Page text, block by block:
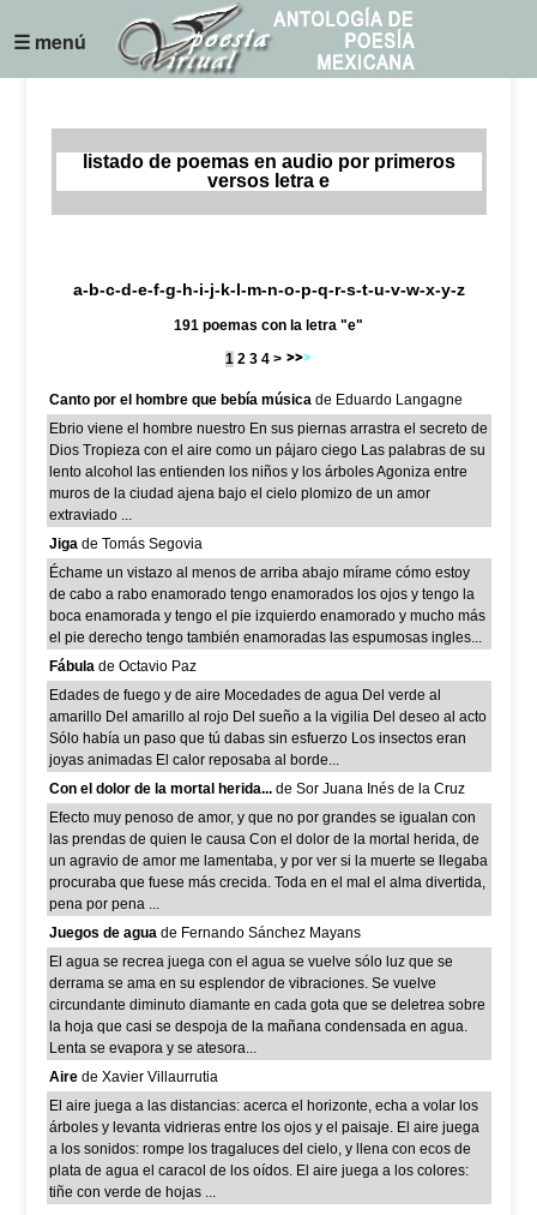
☰ menú
listado de poemas en audio por primeros
versos letra e
a-b-c-d-e-f-g-h-i-j-k-l-m-n-o-p-q-r-s-t-u-v-w-x-y-z
191 poemas con la letra "e"
1 2 3 4 >
Canto por el hombre que bebía música de Eduardo Langagne
Ebrio viene el hombre nuestro En sus piernas arrastra el secreto de
Dios Tropieza con el aire como un pájaro ciego Las palabras de su
lento alcohol las entienden los niños y los árboles Agoniza entre
muros de la ciudad ajena bajo el cielo plomizo de un amor
extraviado ...
Jiga de Tomás Segovia
Échame un vistazo al menos de arriba abajo mírame cómo estoy
de cabo a rabo enamorado tengo enamorados los ojos y tengo la
boca enamorada y tengo el pie izquierdo enamorado y mucho más
el pie derecho tengo también enamoradas las espumosas ingles...
Fábula de Octavio Paz
Edades de fuego y de aire Mocedades de agua Del verde al
amarillo Del amarillo al rojo Del sueño a la vigilia Del deseo al acto
Sólo había un paso que tú dabas sin esfuerzo Los insectos eran
joyas animadas El calor reposaba al borde...
Con el dolor de la mortal herida... de Sor Juana Inés de la Cruz
Efecto muy penoso de amor, y que no por grandes se igualan con
las prendas de quien le causa Con el dolor de la mortal herida, de
un agravio de amor me lamentaba, y por ver si la muerte se llegaba
procuraba que fuese más crecida. Toda en el mal el alma divertida,
pena por pena ...
Juegos de agua de Fernando Sánchez Mayans
El agua se recrea juega con el agua se vuelve sólo luz que se
derrama se ama en su esplendor de vibraciones. Se vuelve
circundante diminuto diamante en cada gota que se deletrea sobre
la hoja que casi se despoja de la mañana condensada en agua.
Lenta se evapora y se atesora...
Aire de Xavier Villaurrutia
El aire juega a las distancias: acerca el horizonte, echa a volar los
árboles y levanta vidrieras entre los ojos y el paisaje. El aire juega
a los sonidos: rompe los tragaluces del cielo, y llena con ecos de
plata de agua el caracol de los oídos. El aire juega a los colores:
tiñe con verde de hojas ...